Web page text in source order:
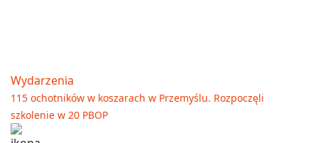
Wydarzenia
115 ochotników w koszarach w Przemyślu. Rozpoczęli
szkolenie w 20 PBOP